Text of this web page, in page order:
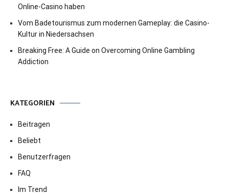
Online-Casino haben
Vom Badetourismus zum modernen Gameplay: die Casino-
Kultur in Niedersachsen
Breaking Free: A Guide on Overcoming Online Gambling
Addiction
KATEGORIEN
Beitragen
Beliebt
Benutzerfragen
FAQ
Im Trend